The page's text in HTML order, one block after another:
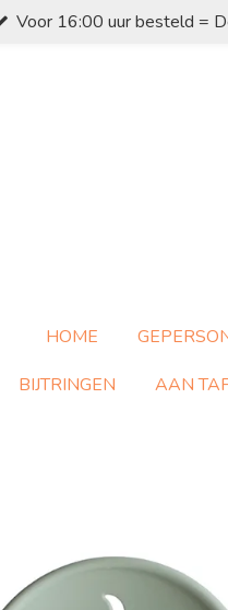
Voor 16:00 uur besteld =
HOME
BIJTRINGEN
AAN